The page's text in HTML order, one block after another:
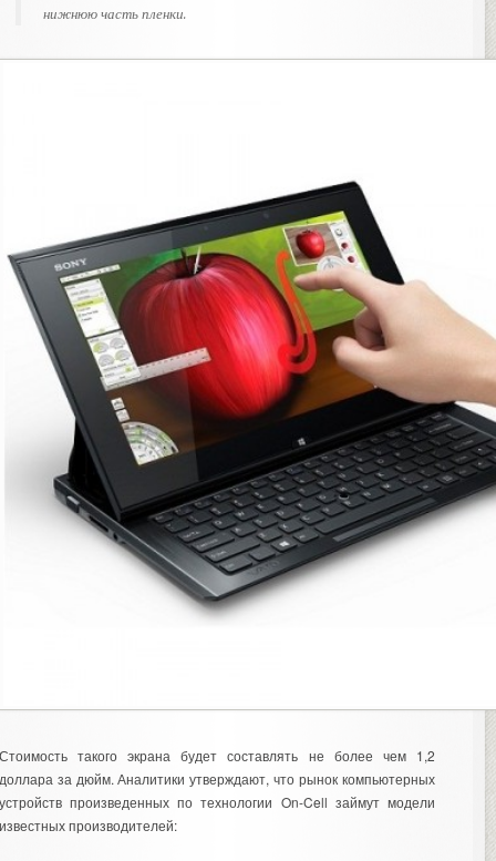
нижнюю часть пленки.
такого экрана будет составлять не более чем 1,2
за дюйм.Аналитики утверждают, что рынок компьютерных
произведенных по технологии On-Cell займут модели
производителей: